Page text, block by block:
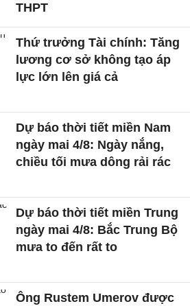
THPT
Thứ trưởng Tài chính: Tăng
lương cơ sở không tạo áp
lực lớn lên giá cả
Dự báo thời tiết miền Nam
ngày mai 4/8: Ngày nắng,
chiều tối mưa dông rải rác
Dự báo thời tiết miền Trung
ngày mai 4/8: Bắc Trung Bộ
mưa to đến rất to
Ông Rustem Umerov được